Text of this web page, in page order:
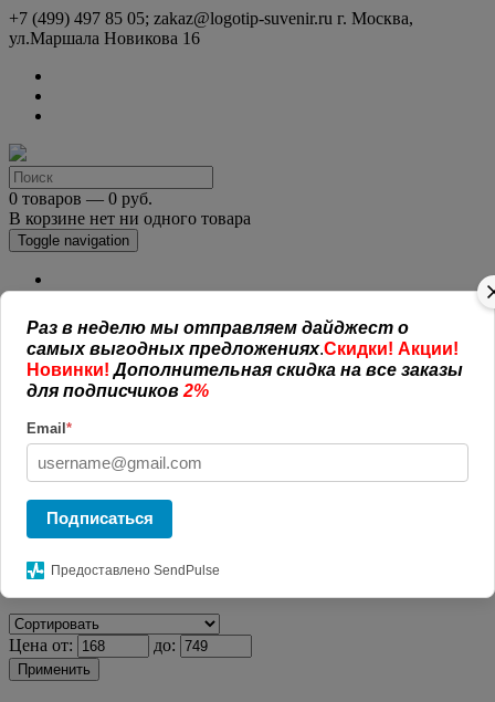
+7 (499) 497 85 05; zakaz@logotip-suvenir.ru г. Москва,
ул.Маршала Новикова 16
0 товаров — 0 руб.
В корзине нет ни одного товара
Toggle navigation
Нанесение логотипа
Рекламная полиграфия
Оплата и доставка
Открытая информация
СОГЛАШЕНИЕ (ОФЕРТА )
Наши работы
Новости
Обратная связь
ГлавнаяКАТАЛОГ СУВЕНИРОВ
логотипом.Бизнес блокноты
Фильтр
Цена от: до:
Применить
Раз в неделю мы отправляем дайджест о
самых выгодных предложениях.Скидки! Акции!
Новинки!Дополнительная скидка на все заказы
для подписчиков 2%
Email *
Подписаться
Предоставлено SendPulse